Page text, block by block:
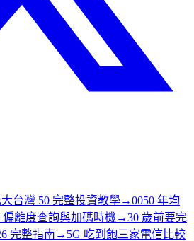
台灣 50 完整投資教學→0050 年均
離度查詢與加碼時機 →30 歲前要完
完整指南 → 5G 吃到飽三家電信比較